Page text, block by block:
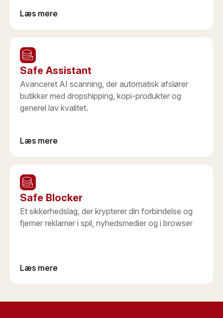
Læs mere
Safe Assistant
Avanceret AI scanning, der automatisk afslører
butikker med dropshipping, kopi-produkter og
generel lav kvalitet.
Læs mere
Safe Blocker
Et sikkerhedslag, der krypterer din forbindelse og
fjerner reklamer i spil, nyhedsmedier og i browser
Læs mere